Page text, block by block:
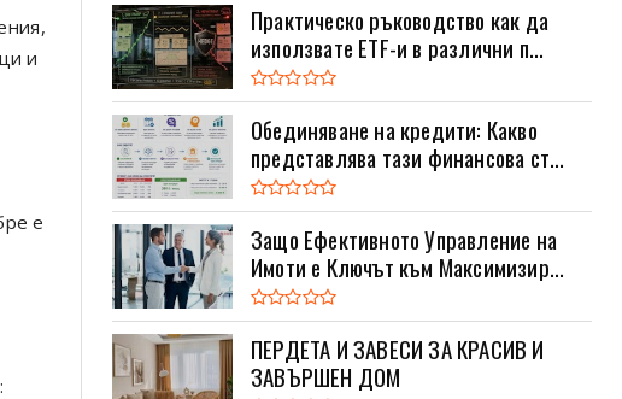
и
е
Практическо ръководство как да
използвате ETF-и в различни п...
Обединяване на кредити: Какво
представлява тази финансова ст...
Защо Ефективното Управление на
Имоти е Ключът към Максимизир...
ПЕРДЕТА И ЗАВЕСИ ЗА КРАСИВ И
ЗАВЪРШЕН ДОМ